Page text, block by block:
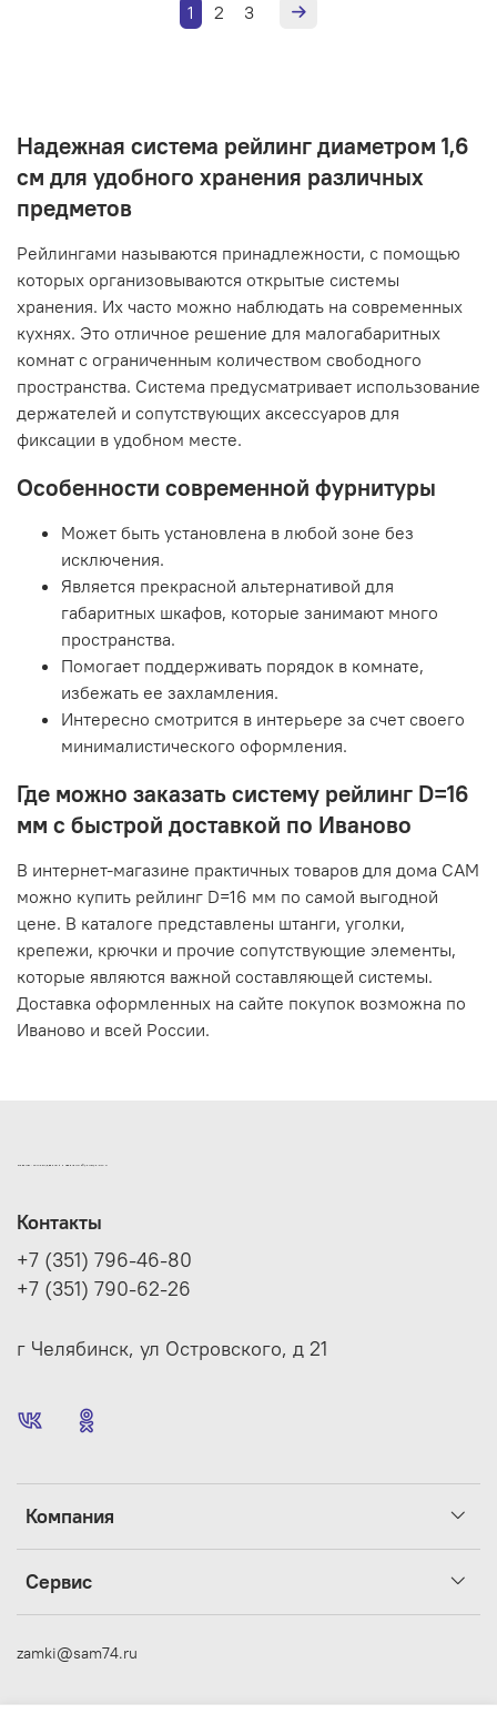
1 2 3
Надежная система рейлинг диаметром 1,6
см для удобного хранения различных
предметов
Рейлингами называются принадлежности, с помощью
которых организовываются открытые системы
хранения. Их часто можно наблюдать на современных
кухнях. Это отличное решение для малогабаритных
комнат с ограниченным количеством свободного
пространства. Система предусматривает использование
держателей и сопутствующих аксессуаров для
фиксации в удобном месте.
Особенности современной фурнитуры
Может быть установлена в любой зоне без
исключения.
Является прекрасной альтернативой для
габаритных шкафов, которые занимают много
пространства.
Помогает поддерживать порядок в комнате,
избежать ее захламления.
Интересно смотрится в интерьере за счет своего
минималистического оформления.
Где можно заказать систему рейлинг D=16
мм с быстрой доставкой по Иваново
В интернет-магазине практичных товаров для дома САМ
можно купить рейлинг D=16 мм по самой выгодной
цене. В каталоге представлены штанги, уголки,
крепежи, крючки и прочие сопутствующие элементы,
которые являются важной составляющей системы.
Доставка оформленных на сайте покупок возможна по
Иваново и всей России.
Компания
Сервис
Контакты
+7 (351) 796-46-80
+7 (351) 790-62-26
г Челябинск, ул Островского, д 21
zamki@sam74.ru